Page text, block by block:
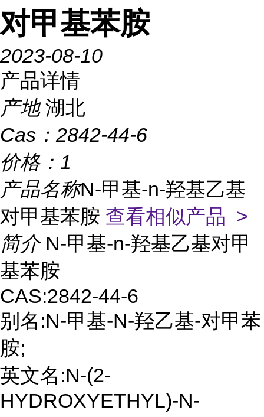
对甲基苯胺
2023-08-10
产品详情
产地 湖北
Cas： 2842-44-6
价格： 1
产品名称N-甲基-n-羟基乙基
对甲基苯胺 查看相似产品 >
简介 N-甲基-n-羟基乙基对甲
基苯胺
CAS:2842-44-6
别名:N-甲基-N-羟乙基-对甲苯
胺;
英文名:N-(2-
HYDROXYETHYL)-N-